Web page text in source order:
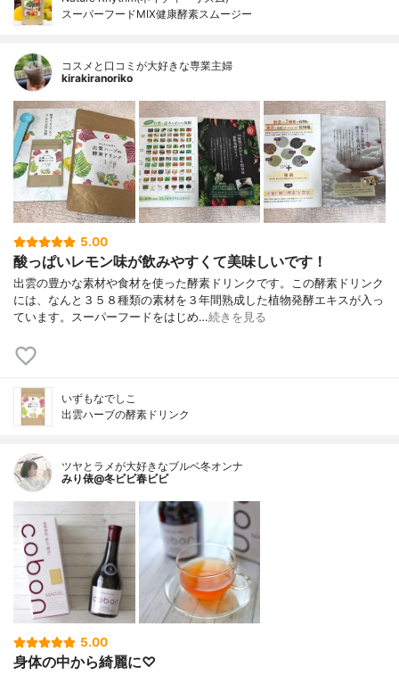
スーパーフードMIX健康酵素スムージー
コスメと口コミが大好きな専業主婦
kirakiranoriko
5.00
酸っぱいレモン味が飲みやすくて美味しいです！
出雲の豊かな素材や食材を使った酵素ドリンクです。この酵素ドリンク
には、なんと３５８種類の素材を３年間熟成した植物発酵エキスが入っ
ています。スーパーフードをはじめ…続きを見る
いずもなでしこ
出雲ハーブの酵素ドリンク
ツヤとラメが大好きなブルベ冬オンナ
みり俵@冬ビビ春ビビ
5.00
身体の中から綺麗に♡